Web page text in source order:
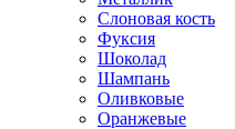
Слоновая кость
Фуксия
Шоколад
Шампань
Оливковые
Оранжевые